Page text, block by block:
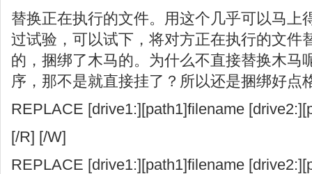
替换正在执行的文件。用这个几乎可以马上
过试验，可以试下，将对方正在执行的文件
的，捆绑了木马的。为什么不直接替换木马
序，那不是就直接挂了？所以还是捆绑好点
REPLACE [drive1:][path1]filename
[/R] [/W]
REPLACE [drive1:][path1]filename